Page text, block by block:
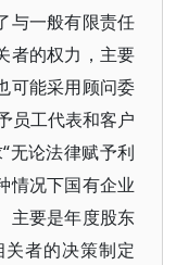
与一般有限责任
者的权力，主要
可能采用顾问委
员工代表和客户
无论法律赋予利
情况下国有企业
主要是年度股东
者的决策制定